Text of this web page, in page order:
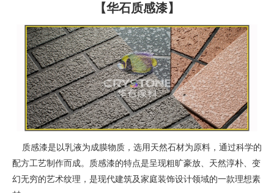
【华石质感漆】
质感漆是以乳液为成膜物质，选用天然石材为原料，通过科学的
配方工艺制作而成。质感漆的特点是呈现粗旷豪放、天然淳朴、变
幻无穷的艺术纹理，是现代建筑及家庭装饰设计领域的一款理想素